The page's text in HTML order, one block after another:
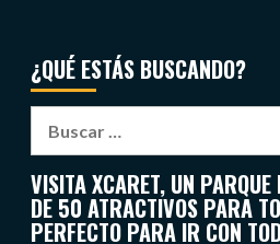
¿QUÉ ESTÁS BUSCANDO?
VISITA XCARET, UN
DE 50 ATRACTIVOS PARA
PERFECTO PARA IR CON